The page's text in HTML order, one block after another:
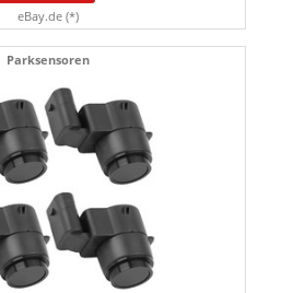
eBay.de (*)
Parksensoren